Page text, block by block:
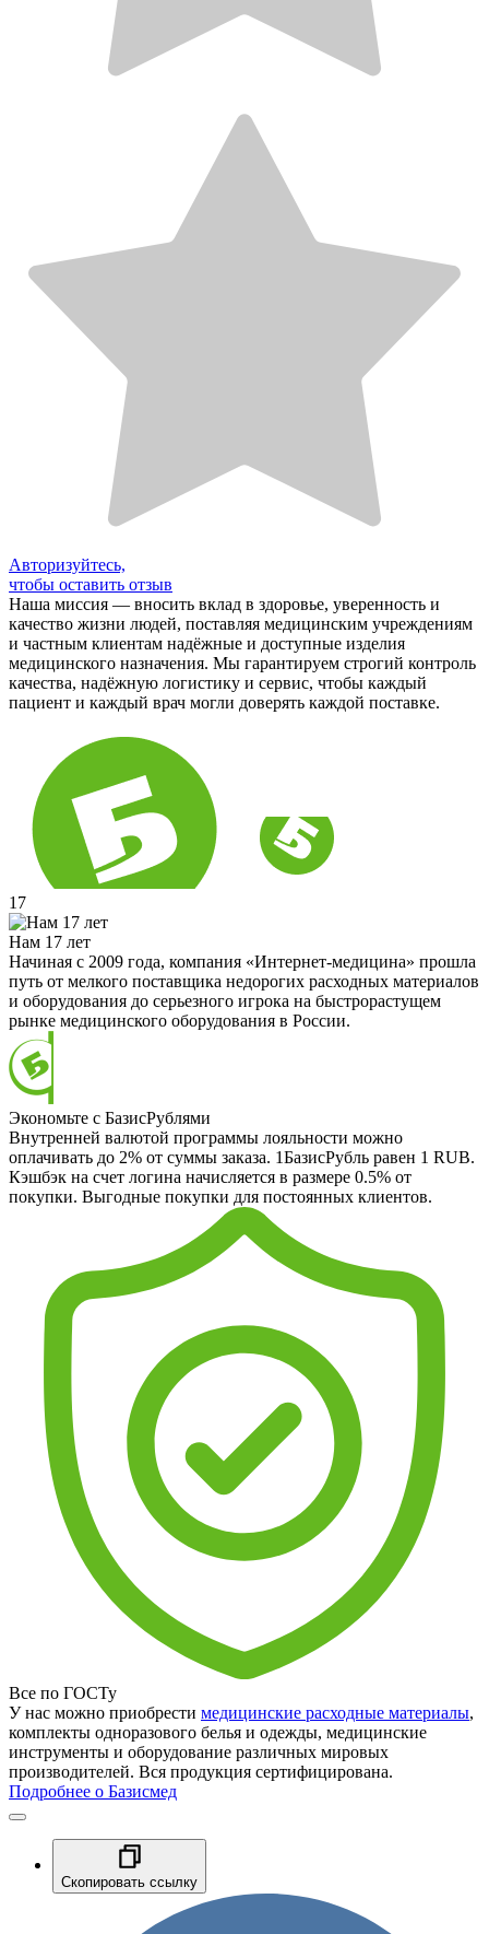
Авторизуйтесь,
чтобы оставить отзыв
Наша миссия — вносить вклад в здоровье, уверенность и
качество жизни людей, поставляя медицинским учреждениям
и частным клиентам надёжные и доступные изделия
медицинского назначения. Мы гарантируем строгий контроль
качества, надёжную логистику и сервис, чтобы каждый
пациент и каждый врач могли доверять каждой поставке.
17
Нам 17 лет
Начиная с 2009 года, компания «Интернет-медицина» прошла
путь от мелкого поставщика недорогих расходных материалов
и оборудования до серьезного игрока на быстрорастущем
рынке медицинского оборудования в России.
Экономьте с БазисРублями
Внутренней валютой программы лояльности можно
оплачивать до 2% от суммы заказа. 1БазисРубль равен 1 RUB.
Кэшбэк на счет логина начисляется в размере 0.5% от
покупки. Выгодные покупки для постоянных клиентов.
Все по ГОСТу
У нас можно приобрести медицинские расходные материалы,
комплекты одноразового белья и одежды, медицинские
инструменты и оборудование различных мировых
производителей. Вся продукция сертифицирована.
Подробнее о Базисмед
Скопировать ссылку